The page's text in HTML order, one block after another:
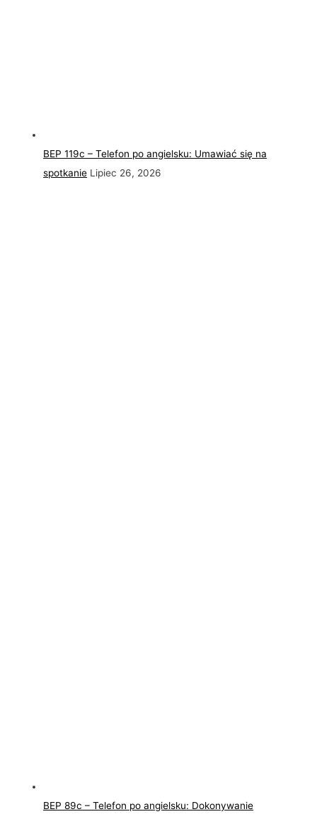
BEP 119c – Telefon po angielsku: Umawiać się na
spotkanie Lipiec 26, 2026
BEP 89c – Telefon po angielsku: Dokonywanie